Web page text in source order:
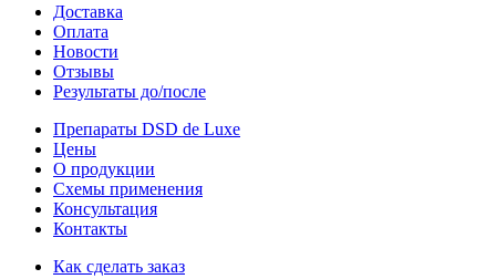
Доставка
Оплата
Новости
Отзывы
Результаты до/после
Препараты DSD de Luxe
Цены
О продукции
Схемы применения
Консультация
Контакты
Как сделать заказ